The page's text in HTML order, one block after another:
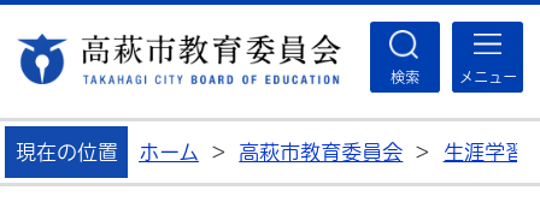
検索 メニュー
現在の位置 ホーム > 高萩市教育委員会 > 生涯学習